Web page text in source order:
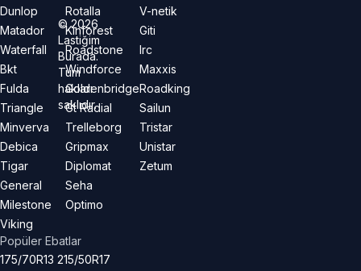
Dunlop
Matador
Waterfall
Bkt
Fulda
Triangle
Minverva
Debica
Tigar
General
Milestone
Viking
Rotalla
Kinforest
Roadstone
Windforce
Goldenbridge
Gt Radial
Trelleborg
Gripmax
Diplomat
Seha
Optimo
V-netik
Giti
Irc
Maxxis
Roadking
Sailun
Tristar
Unistar
Zetum
Popüler Ebatlar
175/70R13 215/50R17
©2026
Lastiğim
Burada.
Tüm
hakları
saklıdır.